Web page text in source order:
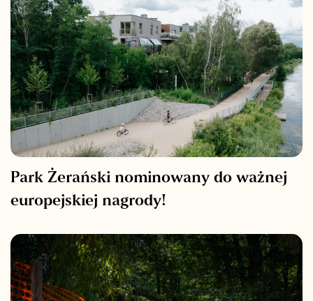
Park Żerański nominowany do ważnej
europejskiej nagrody!